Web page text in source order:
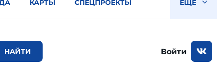
КАРТЫ СПЕЦПРОЕКТЫ ЕЩЕ
Войти